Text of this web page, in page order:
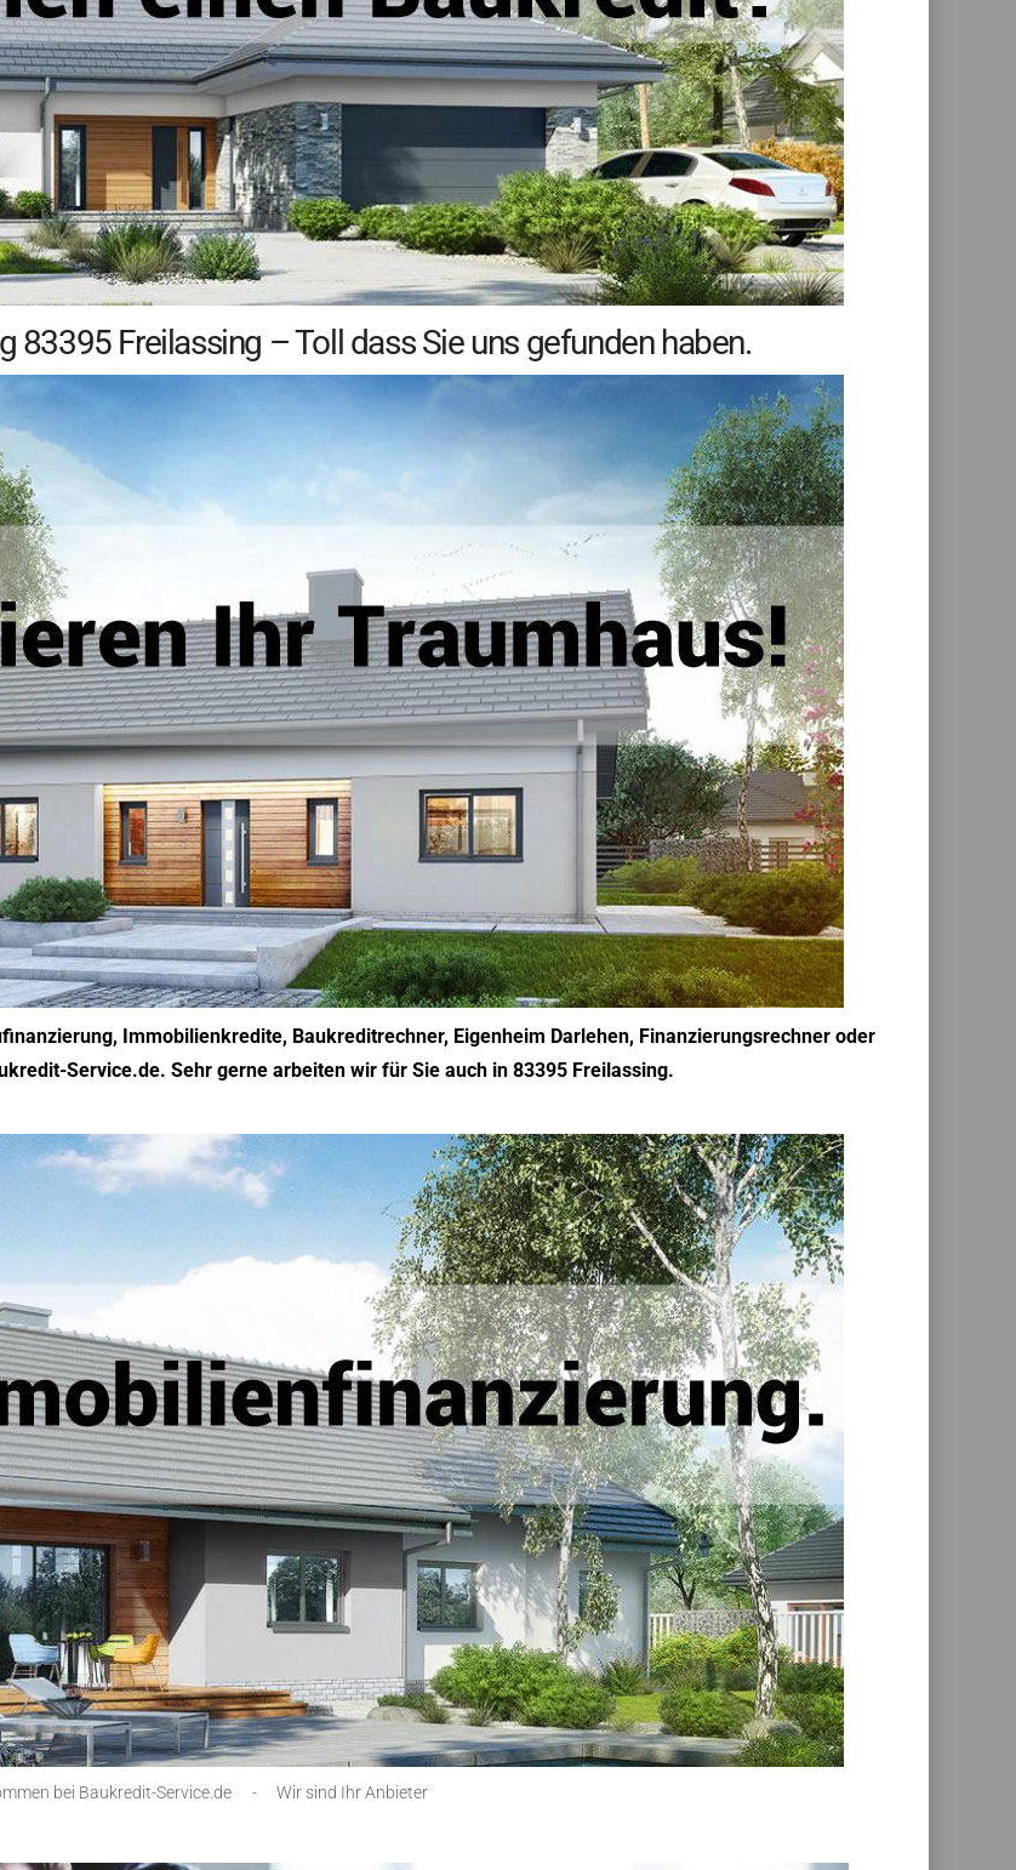
83395 Freilassing – Toll dass Sie uns gefunden haben.
Immobilienkredite, Baukreditrechner, Eigenheim Darlehen, Finanzierungsrechner oder
Service.de. Sehr gerne arbeiten wir für Sie auch in 83395 Freilassing.
bei Baukredit-Service.de - Wir sind Ihr Anbieter